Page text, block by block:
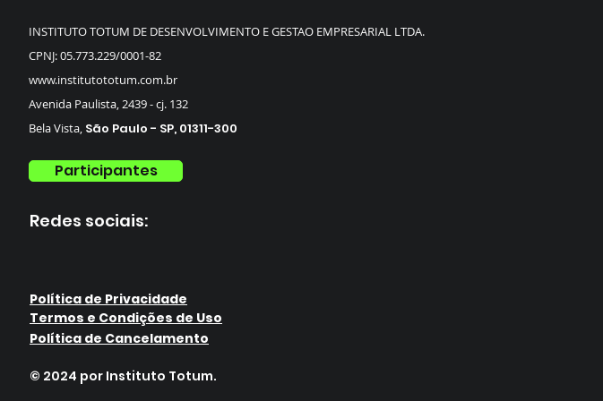
INSTITUTO TOTUM DE DESENVOLVIMENTO E GESTAO EMPRESARIAL LTDA.
CPNJ: 05.773.229/0001-82
www.institutototum.com.br
Avenida Paulista, 2439 - cj. 132
Bela Vista, São Paulo - SP, 01311-300
Participantes
Redes sociais:
Política de Privacidade
Termos e Condições de Uso
Política de Cancelamento
© 2024 por Instituto Totum.